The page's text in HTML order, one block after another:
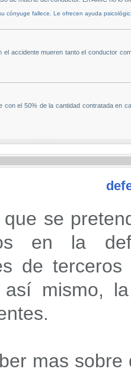
cónyuge fallece. Le ofrecen ayuda
el accidente mueren tanto el conductor
con el 50% de la cantidad contratada en
se
en la
de
así mismo,
mas